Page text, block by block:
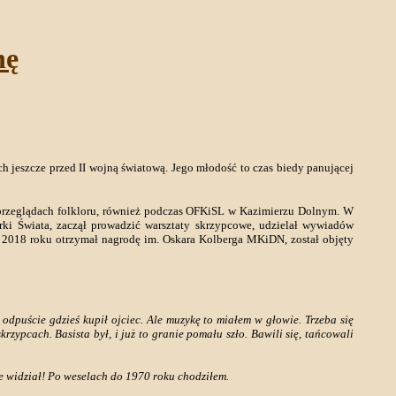
przed II wojną światową. Jego młodość to czas biedy panującej
folkloru, również podczas OFKiSL w Kazimierzu Dolnym. W
zaczął prowadzić warsztaty skrzypcowe, udzielał wywiadów
roku otrzymał nagrodę im. Oskara Kolberga MKiDN, został objęty
gdzieś kupił ojciec. Ale muzykę to miałem w głowie. Trzeba się
Basista był, i już to granie pomału szło. Bawili się, tańcowali
Po weselach do 1970 roku chodziłem.